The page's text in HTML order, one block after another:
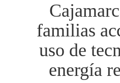
familias
uso de
energía